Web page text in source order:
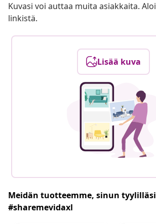
Kuvasi voi auttaa muita asiakkaita.
linkistä.
Lisää kuva
Meidän tuotteemme, sinun tyylilläsi
#sharemevidaxl